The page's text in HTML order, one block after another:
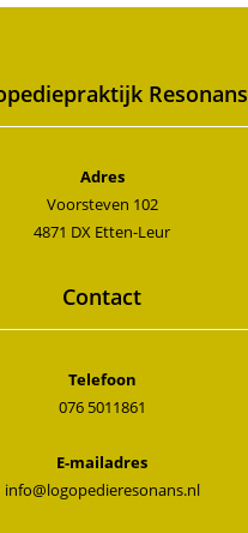
Resonans
Adres
Voorsteven 102
4871 DX Etten-Leur
Contact
Telefoon
076 5011861
E-mailadres
info@logopedieresonans.nl